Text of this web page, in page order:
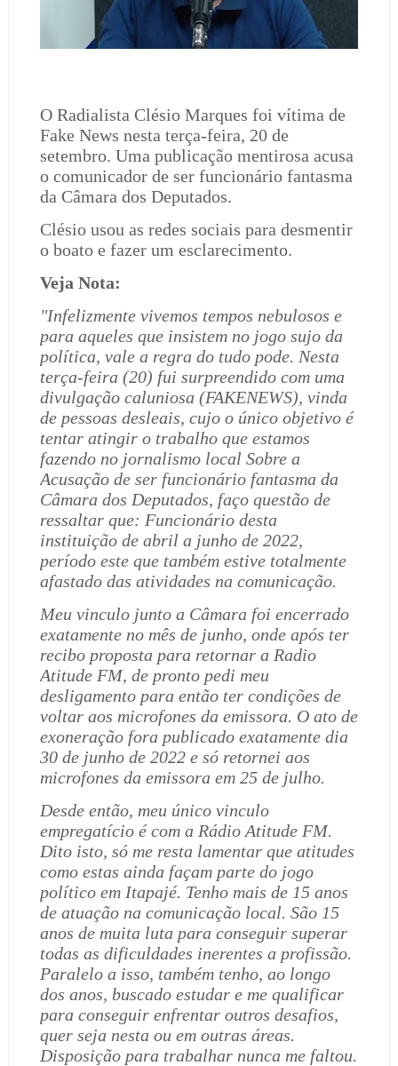
O Radialista Clésio Marques foi vítima de
Fake News nesta terça-feira, 20 de
setembro. Uma publicação mentirosa acusa
o comunicador de ser funcionário fantasma
da Câmara dos Deputados.
Clésio usou as redes sociais para desmentir
o boato e fazer um esclarecimento.
Veja Nota:
"Infelizmente vivemos tempos nebulosos e
para aqueles que insistem no jogo sujo da
política, vale a regra do tudo pode. Nesta
terça-feira (20) fui surpreendido com uma
divulgação caluniosa (FAKENEWS), vinda
de pessoas desleais, cujo o único objetivo é
tentar atingir o trabalho que estamos
fazendo no jornalismo local Sobre a
Acusação de ser funcionário fantasma da
Câmara dos Deputados, faço questão de
ressaltar que: Funcionário desta
instituição de abril a junho de 2022,
período este que também estive totalmente
afastado das atividades na comunicação.
Meu vinculo junto a Câmara foi encerrado
exatamente no mês de junho, onde após ter
recibo proposta para retornar a Radio
Atitude FM, de pronto pedi meu
desligamento para então ter condições de
voltar aos microfones da emissora. O ato de
exoneração fora publicado exatamente dia
30 de junho de 2022 e só retornei aos
microfones da emissora em 25 de julho.
Desde então, meu único vinculo
empregatício é com a Rádio Atitude FM.
Dito isto, só me resta lamentar que atitudes
como estas ainda façam parte do jogo
político em Itapajé. Tenho mais de 15 anos
de atuação na comunicação local. São 15
anos de muita luta para conseguir superar
todas as dificuldades inerentes a profissão.
Paralelo a isso, também tenho, ao longo
dos anos, buscado estudar e me qualificar
para conseguir enfrentar outros desafios,
quer seja nesta ou em outras áreas.
Disposição para trabalhar nunca me faltou.